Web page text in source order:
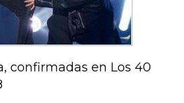
confirmadas en Los 40